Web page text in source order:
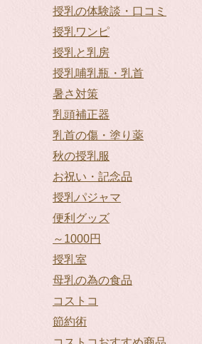
授乳の体験談・口コミ
授乳ワンピ
授乳と乳房
授乳哺乳瓶・乳首
暑さ対策
乳頭補正器
乳首の傷・塗り薬
秋の授乳服
お祝い・記念品
授乳パジャマ
便利グッズ
～1000円
授乳室
母乳の為の食品
コストコ
節約術